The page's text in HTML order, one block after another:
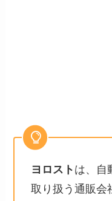
ヨロスト は、自
取り扱う通販会